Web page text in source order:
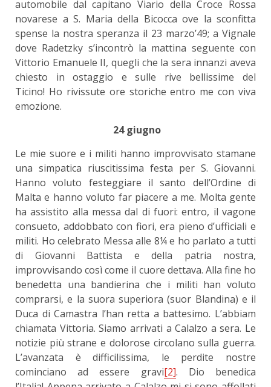
automobile dal capitano Viario della Croce Rossa
novarese a S. Maria della Bicocca ove la sconfitta
spense la nostra speranza il 23 marzo’49; a Vignale
dove Radetzky s’incontrò la mattina seguente con
Vittorio Emanuele II, quegli che la sera innanzi aveva
chiesto in ostaggio e sulle rive bellissime del
Ticino! Ho rivissute ore storiche entro me con viva
emozione.
24 giugno
Le mie suore e i militi hanno improvvisato stamane
una simpatica riuscitissima festa per S. Giovanni.
Hanno voluto festeggiare il santo dell’Ordine di
Malta e hanno voluto far piacere a me. Molta gente
ha assistito alla messa dal di fuori: entro, il vagone
consueto, addobbato con fiori, era pieno d’ufficiali e
militi. Ho celebrato Messa alle 8¼ e ho parlato a tutti
di Giovanni Battista e della patria nostra,
improvvisando così come il cuore dettava. Alla fine ho
benedetta una bandierina che i militi han voluto
comprarsi, e la suora superiora (suor Blandina) e il
Duca di Camastra l’han retta a battesimo. L’abbiam
chiamata Vittoria. Siamo arrivati a Calalzo a sera. Le
notizie più strane e dolorose circolano sulla guerra.
L’avanzata è difficilissima, le perdite nostre
cominciano ad essere gravi[2]. Dio benedica